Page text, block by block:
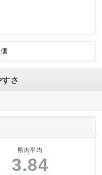
さ
県内平均
3.84